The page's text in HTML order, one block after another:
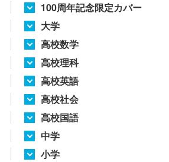
100周年記念限定カバー
大学
高校数学
高校理科
高校英語
高校社会
高校国語
中学
小学